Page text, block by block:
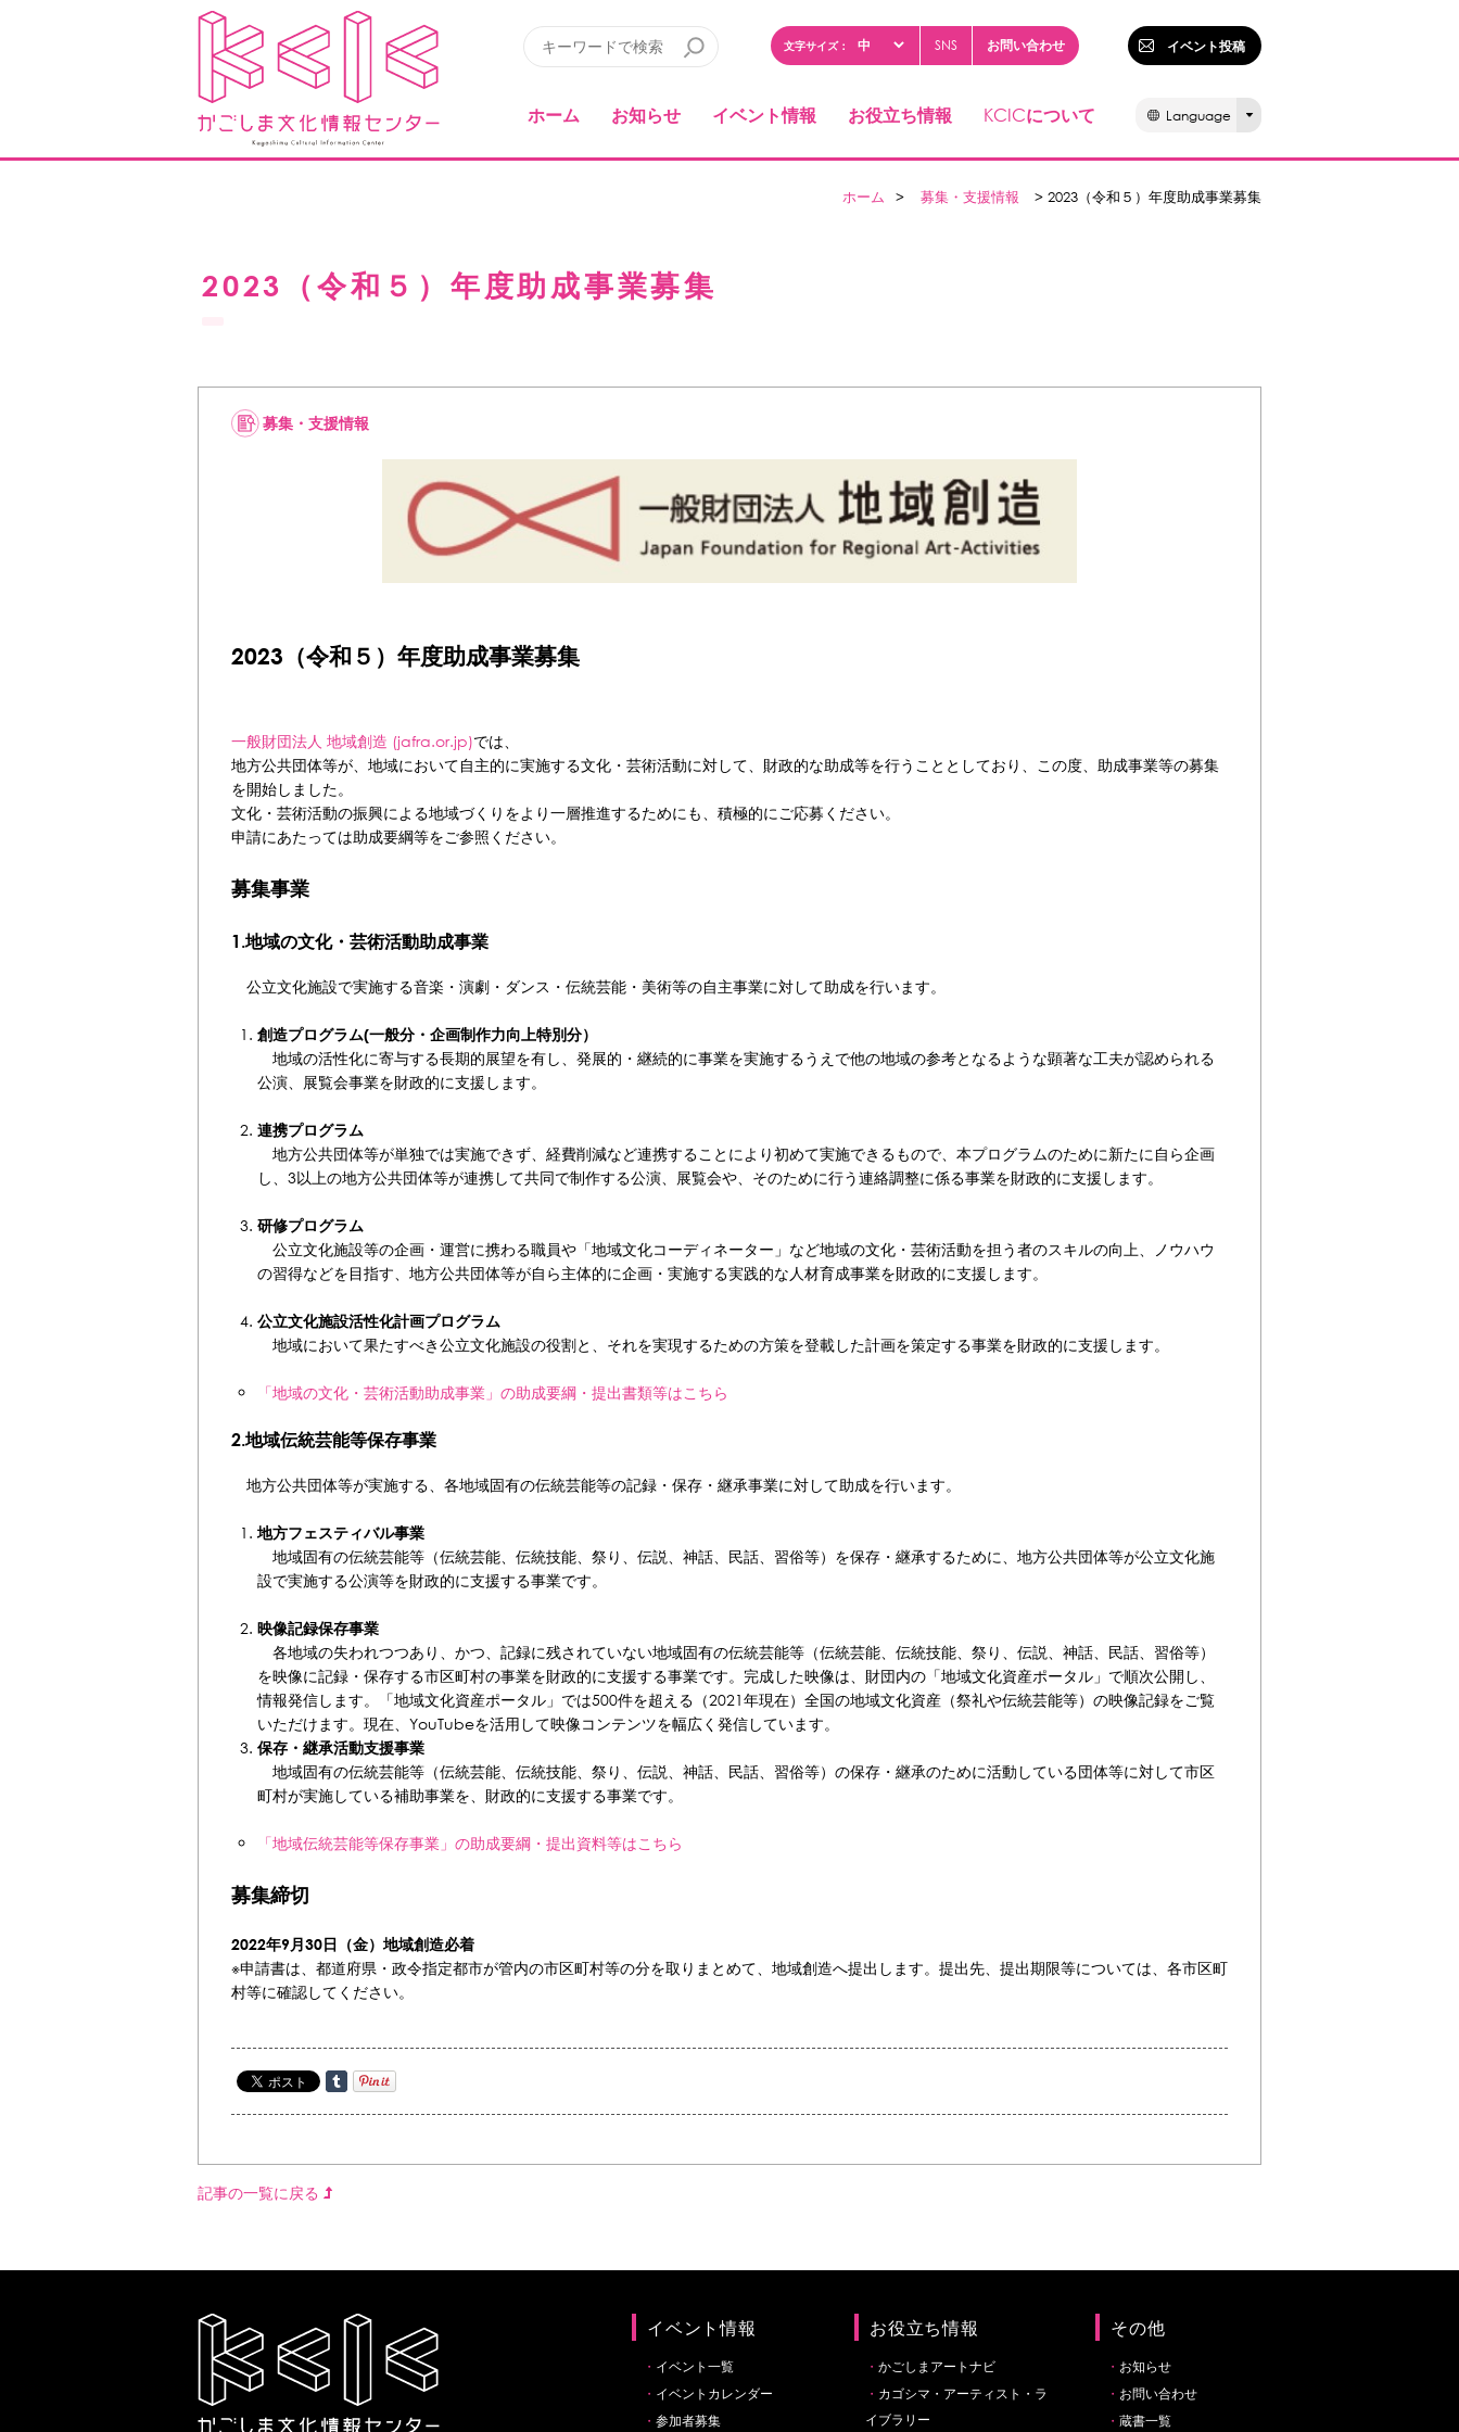
文字サイズ： SNS お問い合わせ イベント投稿
ホーム お知らせ イベント情報 お役立ち情報 KCICについて Language
ホーム > 募集・支援情報 > 2023（令和５）年度助成事業募集
2023（令和５）年度助成事業募集
募集・支援情報
2023（令和５）年度助成事業募集
一般財団法人 地域創造 (jafra.or.jp)では、
地方公共団体等が、地域において自主的に実施する文化・芸術活動に対して、財政的な助成等を行うこととしており、この度、助成事業等の募集
を開始しました。
文化・芸術活動の振興による地域づくりをより一層推進するためにも、積極的にご応募ください。
申請にあたっては助成要綱等をご参照ください。
募集事業
1.地域の文化・芸術活動助成事業
公立文化施設で実施する音楽・演劇・ダンス・伝統芸能・美術等の自主事業に対して助成を行います。
創造プログラム(一般分・企画制作力向上特別分）
地域の活性化に寄与する長期的展望を有し、発展的・継続的に事業を実施するうえで他の地域の参考となるような顕著な工夫が認められる
公演、展覧会事業を財政的に支援します。
連携プログラム
地方公共団体等が単独では実施できず、経費削減など連携することにより初めて実施できるもので、本プログラムのために新たに自ら企画
し、3以上の地方公共団体等が連携して共同で制作する公演、展覧会や、そのために行う連絡調整に係る事業を財政的に支援します。
研修プログラム
公立文化施設等の企画・運営に携わる職員や「地域文化コーディネーター」など地域の文化・芸術活動を担う者のスキルの向上、ノウハウ
の習得などを目指す、地方公共団体等が自ら主体的に企画・実施する実践的な人材育成事業を財政的に支援します。
公立文化施設活性化計画プログラム
地域において果たすべき公立文化施設の役割と、それを実現するための方策を登載した計画を策定する事業を財政的に支援します。
「地域の文化・芸術活動助成事業」の助成要綱・提出書類等はこちら
2.地域伝統芸能等保存事業
地方公共団体等が実施する、各地域固有の伝統芸能等の記録・保存・継承事業に対して助成を行います。
地方フェスティバル事業
地域固有の伝統芸能等（伝統芸能、伝統技能、祭り、伝説、神話、民話、習俗等）を保存・継承するために、地方公共団体等が公立文化施
設で実施する公演等を財政的に支援する事業です。
映像記録保存事業
各地域の失われつつあり、かつ、記録に残されていない地域固有の伝統芸能等（伝統芸能、伝統技能、祭り、伝説、神話、民話、習俗等）
を映像に記録・保存する市区町村の事業を財政的に支援する事業です。完成した映像は、財団内の「地域文化資産ポータル」で順次公開し、
情報発信します。「地域文化資産ポータル」では500件を超える（2021年現在）全国の地域文化資産（祭礼や伝統芸能等）の映像記録をご覧
いただけます。現在、YouTubeを活用して映像コンテンツを幅広く発信しています。
保存・継承活動支援事業
地域固有の伝統芸能等（伝統芸能、伝統技能、祭り、伝説、神話、民話、習俗等）の保存・継承のために活動している団体等に対して市区
町村が実施している補助事業を、財政的に支援する事業です。
「地域伝統芸能等保存事業」の助成要綱・提出資料等はこちら
募集締切
2022年9月30日（金）地域創造必着
※申請書は、都道府県・政令指定都市が管内の市区町村等の分を取りまとめて、地域創造へ提出します。提出先、提出期限等については、各市区町
村等に確認してください。
記事の一覧に戻る
イベント情報
イベント一覧
イベントカレンダー
参加者募集
お役立ち情報
かごしまアートナビ
カゴシマ・アーティスト・ラ
イブラリー
その他
お知らせ
お問い合わせ
蔵書一覧